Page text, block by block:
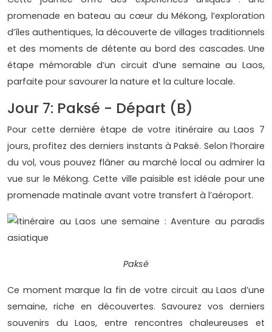
promenade en bateau au cœur du Mékong, l’exploration
d’îles authentiques, la découverte de villages traditionnels
et des moments de détente au bord des cascades. Une
étape mémorable d’un circuit d’une semaine au Laos,
parfaite pour savourer la nature et la culture locale.
Jour 7: Paksé - Départ (B)
Pour cette dernière étape de votre itinéraire au Laos 7
jours, profitez des derniers instants à Paksé. Selon l’horaire
du vol, vous pouvez flâner au marché local ou admirer la
vue sur le Mékong. Cette ville paisible est idéale pour une
promenade matinale avant votre transfert à l’aéroport.
Paksé
Ce moment marque la fin de votre circuit au Laos d’une
semaine, riche en découvertes. Savourez vos derniers
souvenirs du Laos, entre rencontres chaleureuses et